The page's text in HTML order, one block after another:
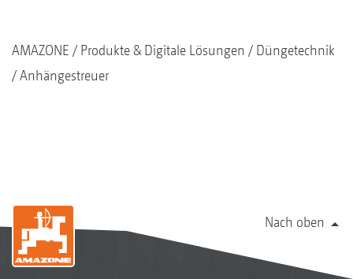
AMAZONE Produkte & Digitale Lösungen
Düngetechnik
Anhängestreuer
Nach oben